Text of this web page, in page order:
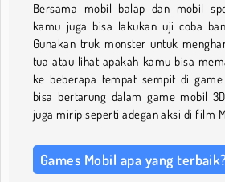
Bersama mobil balap dan mobil
kamu juga bisa lakukan uji coba
Gunakan truk monster untuk
tua atau lihat apakah kamu bisa
ke beberapa tempat sempit di
bisa bertarung dalam game mobil
juga mirip seperti adegan aksi di film
Games Mobil apa yang terbaik?